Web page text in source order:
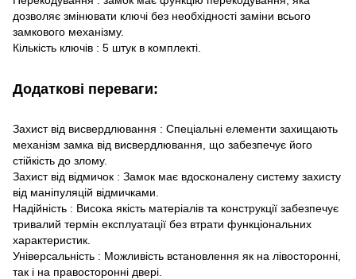
дозволяє змінювати ключі без необхідності заміни всього
замкового механізму.
Кількість ключів : 5 штук в комплекті.
Додаткові переваги:
Захист від висвердлювання : Спеціальні елементи захищають
механізм замка від висвердлювання, що забезпечує його
стійкість до злому.
Захист від відмичок : Замок має вдосконалену систему захисту
від маніпуляцій відмичками.
Надійність : Висока якість матеріалів та конструкції забезпечує
тривалий термін експлуатації без втрати функціональних
характеристик.
Універсальність : Можливість встановлення як на лівосторонні,
так і на правосторонні двері.